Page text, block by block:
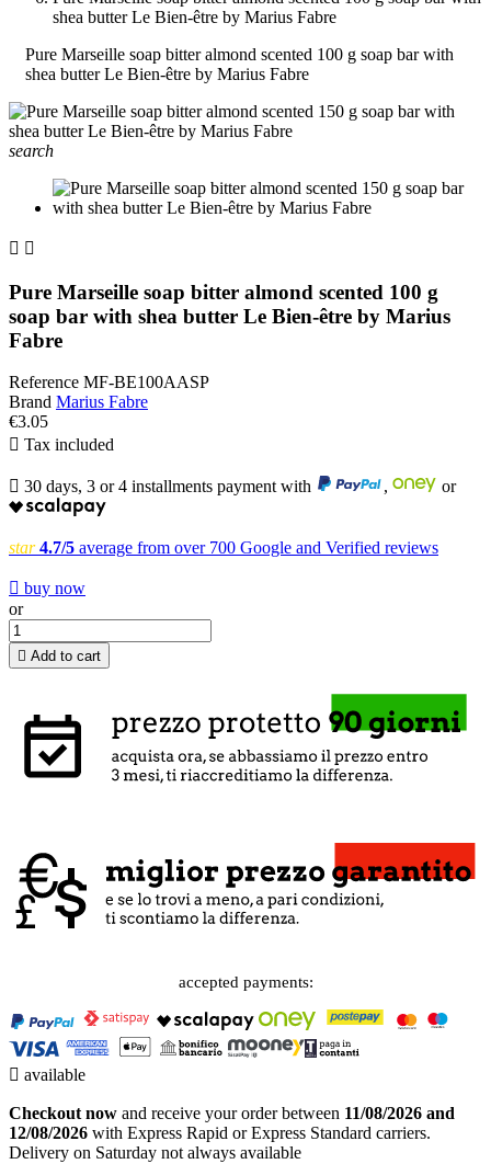
shea butter Le Bien-être by Marius Fabre
Pure Marseille soap bitter almond scented 100 g soap bar with
shea butter Le Bien-être by Marius Fabre
search
 
Pure Marseille soap bitter almond scented 100 g
soap bar with shea butter Le Bien-être by Marius
Fabre
Reference MF-BE100AASP
Brand Marius Fabre
€3.05
 Tax included
 30 days, 3 or 4 installments payment with , or
star 4.7/5 average from over 700 Google and Verified reviews
 buy now
or
 Add to cart
accepted payments:
 available
Checkout now and receive your order between 11/08/2026 and
12/08/2026 with Express Rapid or Express Standard carriers.
Delivery on Saturday not always available